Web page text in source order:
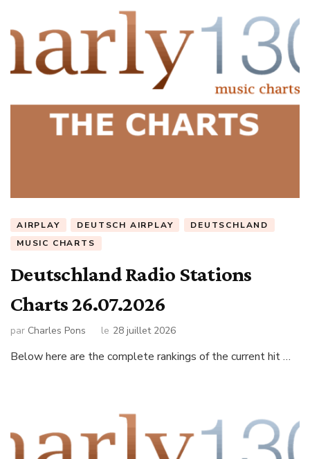
AIRPLAY DEUTSCH AIRPLAY
DEUTSCHLAND
MUSIC CHARTS
Deutschland Radio Stations
Charts 26.07.2026
par Charles Pons le 28 juillet 2026
Below here are the complete rankings of the current hit …